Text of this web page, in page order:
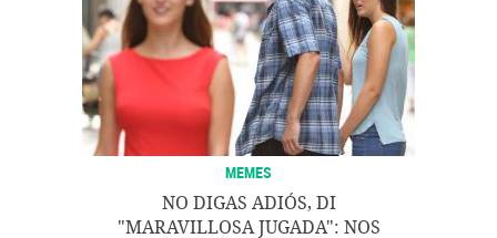
MEMES
NO DIGAS ADIÓS, DI
"MARAVILLOSA JUGADA": NOS